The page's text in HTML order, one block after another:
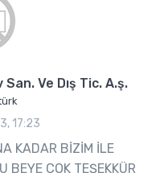
Ve Dış Tic. A.ş.
17:23
KADAR BİZİM İLE
BEYE ÇOK TEŞEKKÜR